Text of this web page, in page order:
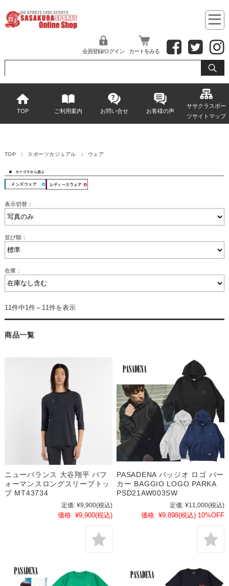
会員登録/ログイン カートをみる
TOP ご利用案内 お問い合せ お客様の声
ササクラスポー
ツサイトマップ
TOP スポーツカジュアル ウェア
表示切替：
並び順：
在庫：
11件中1件～11件を表示
商品一覧
ニューバランス 大谷翔平 パフ
ォーマンスロングスリーブトッ
プ MT43734
定価: ¥9,900(税込)
価格: ¥9,900(税込)
PASADENA バッジオ ロゴ パー
カー BAGGIO LOGO PARKA
PSD21AW003SW
定価: ¥11,000(税込)
価格: ¥9,898(税込) 10%OFF